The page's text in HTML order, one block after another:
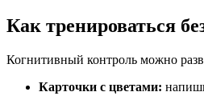
Как тренироваться
Когнитивный контроль можно
Карточки с цветами: